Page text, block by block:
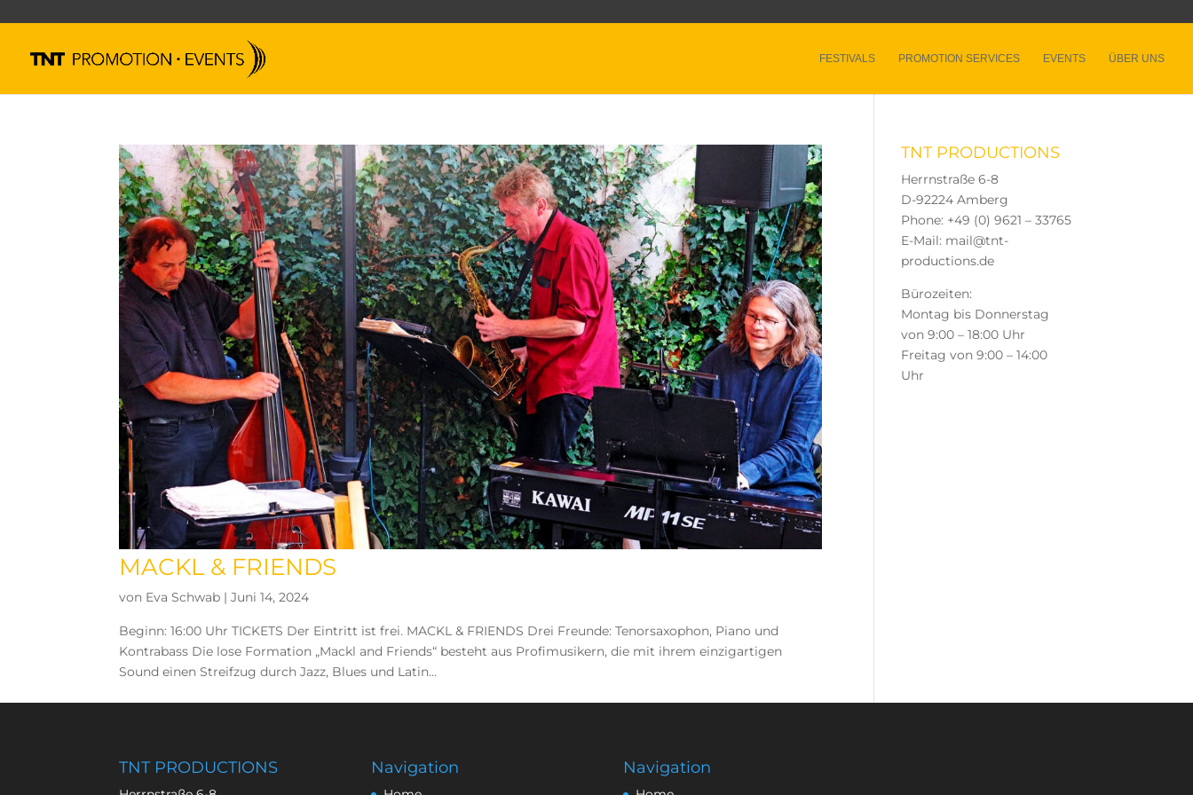
FESTIVALS PROMOTION SERVICES EVENTS ÜBER UNS
MACKL & FRIENDS
von Eva Schwab |Juni 14, 2024
Beginn: 16:00 Uhr TICKETS Der Eintritt ist frei. MACKL & FRIENDS Drei Freunde: Tenorsaxophon, Piano und
Kontrabass Die lose Formation „Mackl and Friends“ besteht aus Profimusikern, die mit ihrem einzigartigen
Sound einen Streifzug durch Jazz, Blues und Latin...
TNT PRODUCTIONS
Herrnstraße 6-8
D-92224 Amberg
Phone: +49 (0) 9621 – 33765
E-Mail: mail@tnt-
productions.de
Bürozeiten:
Montag bis Donnerstag
von 9:00 – 18:00 Uhr
Freitag von 9:00 – 14:00
Uhr
TNT PRODUCTIONS Navigation Navigation